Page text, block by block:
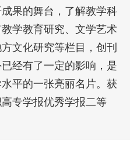
果的舞台，了解教学科
学教育研究、文学艺术
文化研究等栏目，创刊
经有了一定的影响，是
平的一张亮丽名片。获
专学报优秀学报二等